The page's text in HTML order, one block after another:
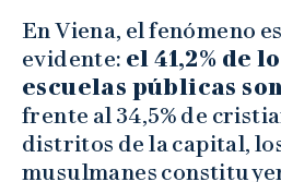
En Viena, el fenómeno
evidente: el 41,2% de
escuelas públicas
frente al 34,5% de
distritos de la capital,
musulmanes